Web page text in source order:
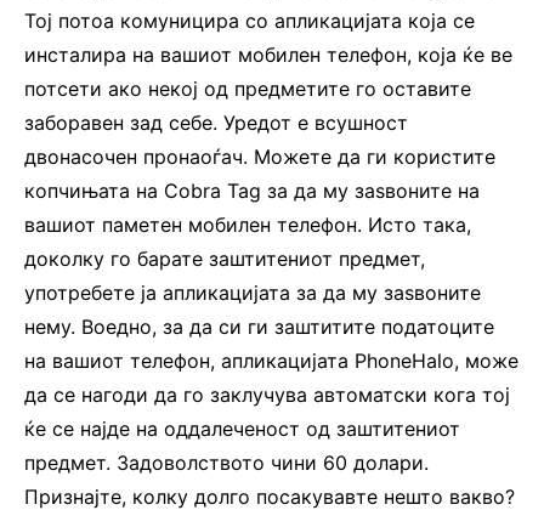
Тој потоа комуницира со апликацијата која се
инсталира на вашиот мобилен телефон, која ќе ве
потсети ако некој од предметите го оставите
заборавен зад себе. Уредот е всушност
двонасочен пронаоѓач. Можете да ги користите
копчињата на Cobra Tag за да му заѕвоните на
вашиот паметен мобилен телефон. Исто така,
доколку го барате заштитениот предмет,
употребете ја апликацијата за да му заѕвоните
нему. Воедно, за да си ги заштитите податоците
на вашиот телефон, апликацијата PhoneHalo, може
да се нагоди да го заклучува автоматски кога тој
ќе се најде на оддалеченост од заштитениот
предмет. Задоволството чини 60 долари.
Признајте, колку долго посакувавте нешто вакво?